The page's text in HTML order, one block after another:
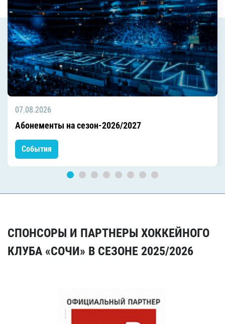
07.08.2026
Абонементы на сезон-2026/2027
События
СПОНСОРЫ И ПАРТНЕРЫ ХОККЕЙНОГО
КЛУБА «СОЧИ» В СЕЗОНЕ 2025/2026